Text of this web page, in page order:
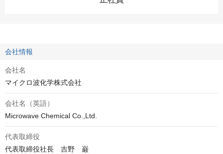
会社情報
会社名
マイクロ波化学株式会社
会社名（英語）
Microwave Chemical Co.,Ltd.
代表取締役
代表取締役社長　吉野　巌